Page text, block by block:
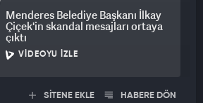
Menderes Belediye Başkanı İlkay
Çiçek'in skandal mesajları ortaya
çıktı
VIDEOYU İZLE
SİTENE EKLE HABERE DÖN